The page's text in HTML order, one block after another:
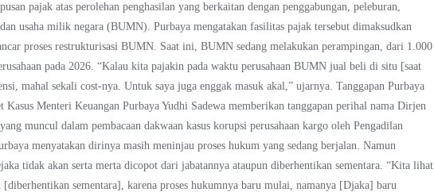
pajak atas perolehan penghasilan yang berkaitan dengan penggabungan, peleburan,
usaha milik negara (BUMN). Purbaya mengatakan fasilitas pajak tersebut dimaksudkan
proses restrukturisasi BUMN. Saat ini, BUMN sedang melakukan perampingan, dari 1.000
pada 2026. “Kalau kita pajakin pada waktu perusahaan BUMN jual beli di situ [saat
mahal sekali cost-nya. Untuk saya juga enggak masuk akal,” ujarnya. Tanggapan Purbaya
Kasus Menteri Keuangan Purbaya Yudhi Sadewa memberikan tanggapan perihal nama Dirjen
muncul dalam pembacaan dakwaan kasus korupsi perusahaan kargo oleh Pengadilan
menyatakan dirinya masih meninjau proses hukum yang sedang berjalan. Namun
tidak akan serta merta dicopot dari jabatannya ataupun diberhentikan sementara. “Kita lihat
sementara], karena proses hukumnya baru mulai, namanya [Djaka] baru